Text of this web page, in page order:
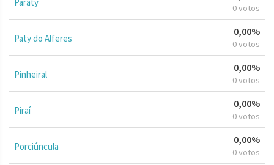
0 votos
Paty do Alferes
0,00%
0 votos
Pinheiral
0,00%
0 votos
Piraí
0,00%
0 votos
Porciúncula
0,00%
0 votos